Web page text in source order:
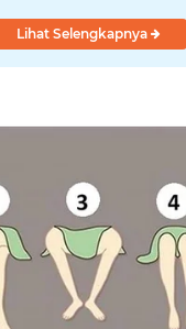
Lihat Selengkapnya